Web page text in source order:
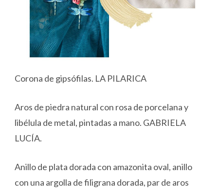
Corona de gipsófilas. LA PILARICA
Aros de piedra natural con rosa de porcelana y
libélula de metal, pintadas a mano. GABRIELA
LUCÍA.
Anillo de plata dorada con amazonita oval, anillo
con una argolla de filigrana dorada, par de aros